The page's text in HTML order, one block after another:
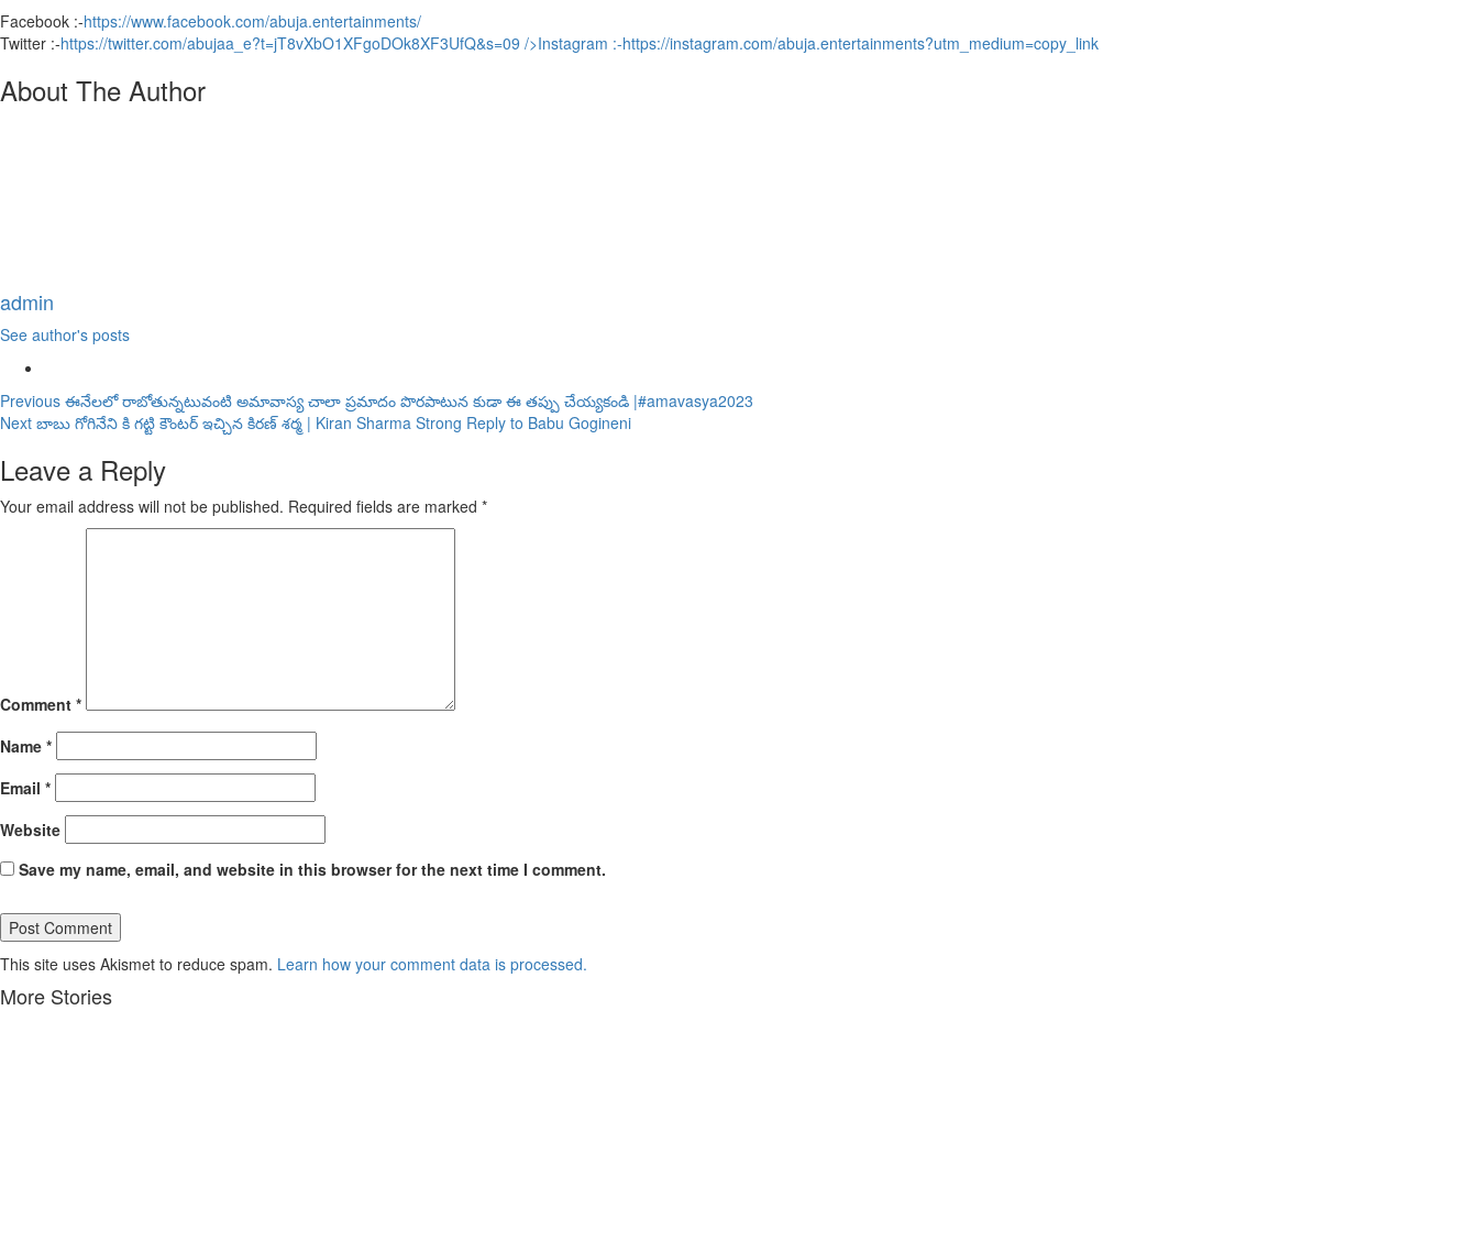
Facebook :-https://www.facebook.com/abuja.entertainments/
Twitter :-https://twitter.com/abujaa_e?t=jT8vXbO1XFgoDOk8XF3UfQ&s=09 />Instagram :-https://instagram.com/abuja.entertainments?utm_medium=copy_link
About The Author
admin
See author's posts
Continue
Reading
Previous ఈనేలలో రాబోతున్నటువంటి అమావాస్య చాలా ప్రమాదం పొరపాటున కుడా ఈ తప్పు చేయ్యకండి |#amavasya2023
Next బాబు గోగినేని కి గట్టి కౌంటర్ ఇచ్చిన కిరణ్ శర్మ | Kiran Sharma Strong Reply to Babu Gogineni
Leave a Reply
Your email address will not be published. Required fields are marked *
Comment *
Name *
Email *
Website
Save my name, email, and website in this browser for the next time I comment.
This site uses Akismet to reduce spam. Learn how your comment data is processed.
More Stories